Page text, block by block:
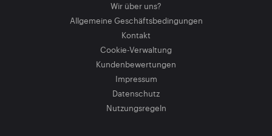
Wir über uns?
Allgemeine Geschäftsbedingungen
Kontakt
Cookie-Verwaltung
Kundenbewertungen
Impressum
Datenschutz
Nutzungsregeln